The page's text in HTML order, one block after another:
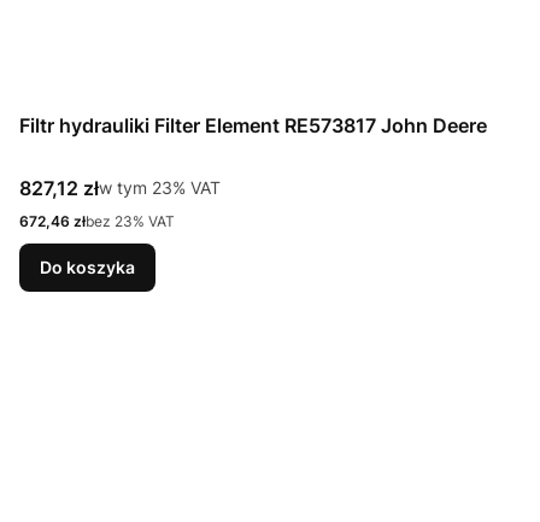
Filtr hydrauliki Filter Element RE573817 John Deere
Cena brutto
827,12 złw tym %s VAT
w tym 23% VAT
Cena netto
672,46 złbez 23% VAT
Do koszyka